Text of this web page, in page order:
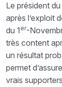
Le président
après l’exploit
du 1 er-
très content
un résultat
permet
vrais